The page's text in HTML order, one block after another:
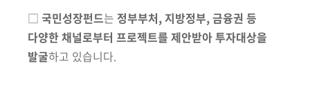
□ 국민성장펀드는 정부부처,지방정부, 금융권 등
다양한 채널로부터 프로젝트를 제안받아 투자대상을
발굴하고 있습니다.